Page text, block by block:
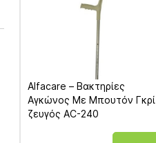
Alfacare – Βακτηρίες
Αγκώνος Με Μπουτόν Γκρί
ζευγός AC-240